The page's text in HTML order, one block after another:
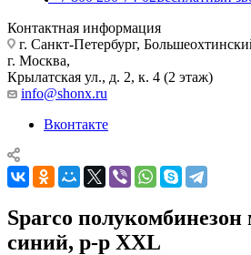
Контактная информация
г. Санкт-Петербург,
г. Москва,
Крылатская ул., д. 2, к. 4 (2 этаж)
info@shonx.ru
Вконтакте
Sparco полукомбинезон
синий, р-р XXL